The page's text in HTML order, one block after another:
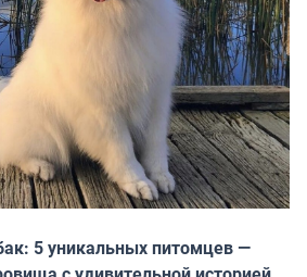
5 уникальных питомцев —